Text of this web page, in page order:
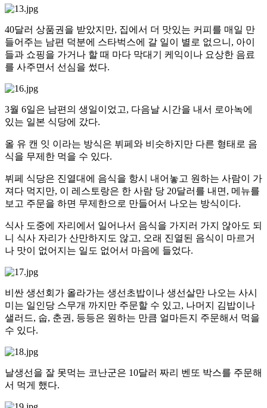
40달러 상품권을 받았지만, 집에서 더 맛있는 커피를 매일 만
들어주는 남편 덕분에 스타벅스에 갈 일이 별로 없으니, 아이
들과 쇼핑을 가거나 할 때 마다 막대기 케익이나 요상한 음료
를 사주면서 선심을 썼다.
3월 6일은 남편의 생일이었고, 다음날 시간을 내서 로아녹에
있는 일본 식당에 갔다.
올 유 캔 잇 이라는 방식은 뷔페와 비슷하지만 다른 형태로 음
식을 무제한 먹을 수 있다.
뷔페 식당은 진열대에 음식을 항시 내어놓고 원하는 사람이 가
져다 먹지만, 이 레스토랑은 한 사람 당 20달러를 내면, 메뉴를
보고 주문을 하면 무제한으로 만들어서 나오는 방식이다.
식사 도중에 자리에서 일어나서 음식을 가지러 가지 않아도 되
니 식사 자리가 산만하지도 않고, 오래 진열된 음식이 마르거
나 맛이 없어지는 일도 없어서 마음에 들었다.
비싼 생선회가 올라가는 생선초밥이나 생선살만 나오는 사시
미는 일인당 스무개 까지만 주문할 수 있고, 나머지 김밥이나
샐러드, 숩, 춘권, 등등은 원하는 만큼 얼마든지 주문해서 먹을
수 있다.
날생선을 잘 못먹는 코난군은 10달러 짜리 벤또 박스를 주문해
서 먹게 했다.